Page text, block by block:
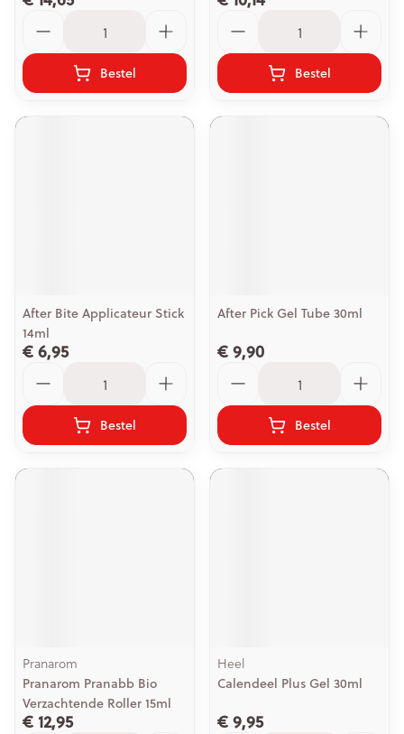
Bestel Bestel
After Bite Applicateur Stick
14ml
€ 6,95
Bestel
After Pick Gel Tube 30ml
€ 9,90
Bestel
Pranarom
Pranarom Pranabb Bio
Verzachtende Roller 15ml
€ 12,95
Heel
Calendeel Plus Gel 30ml
€ 9,95